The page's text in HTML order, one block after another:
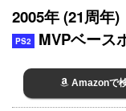
2005年 (21周年)
PS2 MVPベース
Amazonで